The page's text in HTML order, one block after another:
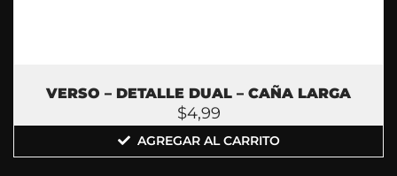
VERSO – DETALLE DUAL – CAÑA LARGA
$4,99
AGREGAR AL CARRITO